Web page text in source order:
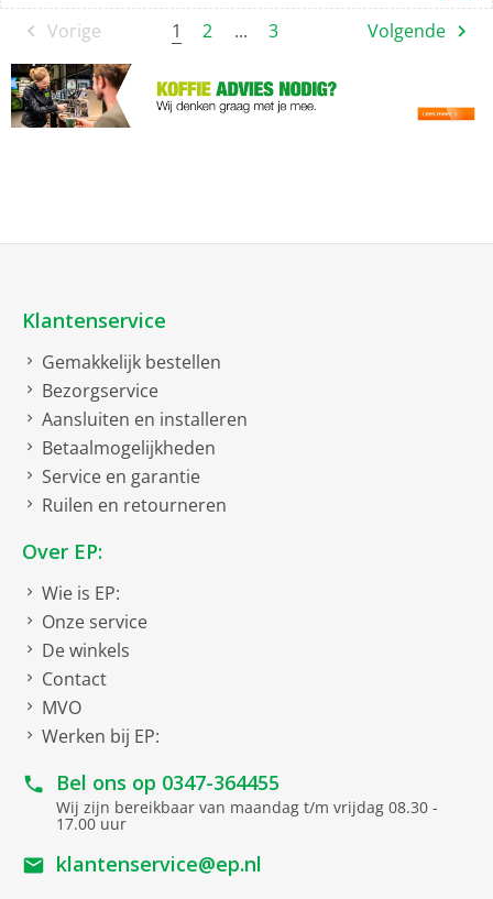
Vorige 1 2 ... 3 Volgende
Klantenservice
Gemakkelijk bestellen
Bezorgservice
Aansluiten en installeren
Betaalmogelijkheden
Service en garantie
Ruilen en retourneren
Over EP:
Wie is EP:
Onze service
De winkels
Contact
MVO
Werken bij EP:
Bel ons op 0347-364455
Wij zijn bereikbaar van maandag t/m vrijdag 08.30 -
17.00 uur
klantenservice@ep.nl